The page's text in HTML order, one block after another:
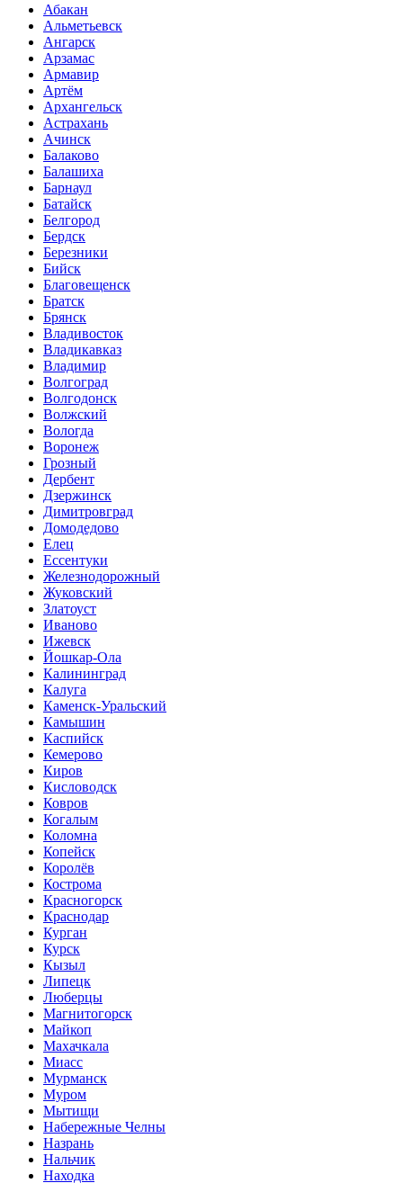
Абакан
Альметьевск
Ангарск
Арзамас
Армавир
Артём
Архангельск
Астрахань
Ачинск
Балаково
Балашиха
Барнаул
Батайск
Белгород
Бердск
Березники
Бийск
Благовещенск
Братск
Брянск
Владивосток
Владикавказ
Владимир
Волгоград
Волгодонск
Волжский
Вологда
Воронеж
Грозный
Дербент
Дзержинск
Димитровград
Домодедово
Елец
Ессентуки
Железнодорожный
Жуковский
Златоуст
Иваново
Ижевск
Йошкар-Ола
Калининград
Калуга
Каменск-Уральский
Камышин
Каспийск
Кемерово
Киров
Кисловодск
Ковров
Когалым
Коломна
Копейск
Королёв
Кострома
Красногорск
Краснодар
Курган
Курск
Кызыл
Липецк
Люберцы
Магнитогорск
Майкоп
Махачкала
Миасс
Мурманск
Муром
Мытищи
Набережные Челны
Назрань
Нальчик
Находка